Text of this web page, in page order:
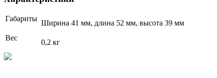
Габариты
Ширина 41 мм, длина 52 мм, высота 39 мм
Вес
0,2 кг